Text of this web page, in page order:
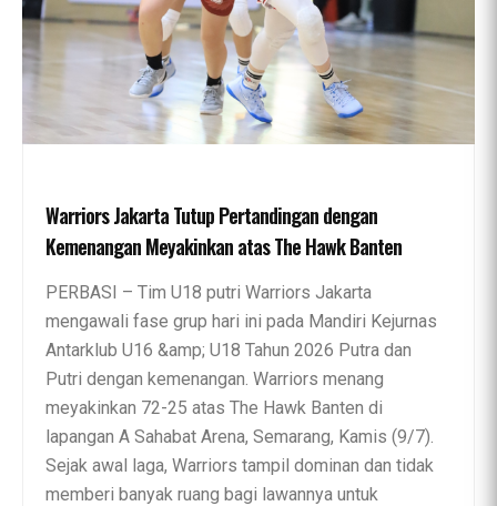
Warriors Jakarta Tutup Pertandingan dengan
Kemenangan Meyakinkan atas The Hawk Banten
PERBASI – Tim U18 putri Warriors Jakarta
mengawali fase grup hari ini pada Mandiri Kejurnas
Antarklub U16 &amp; U18 Tahun 2026 Putra dan
Putri dengan kemenangan. Warriors menang
meyakinkan 72-25 atas The Hawk Banten di
lapangan A Sahabat Arena, Semarang, Kamis (9/7).
Sejak awal laga, Warriors tampil dominan dan tidak
memberi banyak ruang bagi lawannya untuk